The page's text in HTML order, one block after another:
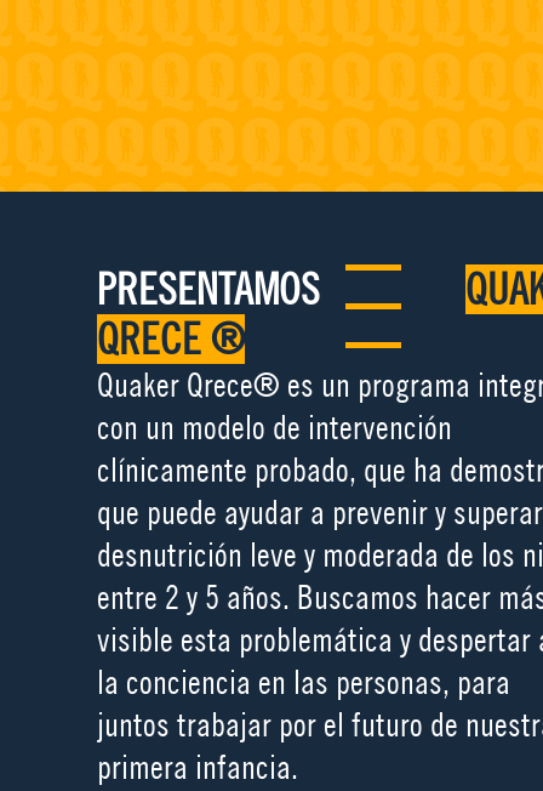
PRESENTAMOS
QRECE ®
Quaker Qrece® es un programa
con un modelo de intervención
clínicamente probado, que ha
que puede ayudar a prevenir y
desnutrición leve y moderada de los
entre 2 y 5 años. Buscamos hacer
visible esta problemática y despertar
la conciencia en las personas, para
juntos trabajar por el futuro de
primera infancia.